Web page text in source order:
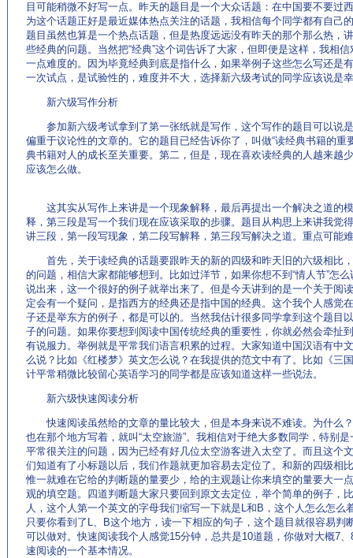
目可能稍微不好写一点。昨天的题目是一个大众话题：在中国要不要过
为这个话题正好是最近媒体热点关注的话题，我相信每个同学都有自己
题目虽然也算是一个热点话题，但是热度远远没有昨天的那个那么热，
些经典的问题。当然把“经典”这个词告诉了大家，但即便是这样，我相
一点难度的。因为毕竟经典到底是指什么，如果举例子这些怎么写还是
一次试点，是试验性的，难度并不大，选择新六级考试的同学应该说是
新六级写作分析
参加新六级考试拿到了第一张纸就是写作，这个写作的题目可以说
偏重于议论性的文章的。它的题目已经告诉你了，叫做“读经典书籍的重
典书籍对人的成长至关重要。第二，但是，现在喜欢读经典的人越来越
应该怎么做。
这其实从写作上来讲是一个现象解释，最后再提出一个解决之道的
释，第三段是写一个我们现在应该采取的步骤。题目从构思上来讲我觉
讲三段，第一段写现象，第二段写解释，第三段写解决之道。重点可能
首先，关于读经典的话题要跟昨天的新的四级和昨天旧的六级相比
的问题，相信大家都能够想到。比如过洋节，如果你想不到“情人节”怎
说出来，这一个很好的例子就举出来了。但是今天讲到的是一个关于阅
定会有一个疑问，是指西方的经典还是指中国的经典。这个我个人感觉
子还是举东方的例子，都是可以的。当然我估计很多同学拿到这个题目
子的问题。如果你要想到阅读中国传统经典的重要性，你就必然会牵扯
有说服力。举例就是平常我们语言积累的过程。大家知道中国汉语有中
么说？比如《红楼梦》英文怎么说？在我提供的范文中有了。比如《三
计平常稍微比较留心英语学习的同学都是应该知道这样一些说法。
新六级快速阅读分析
快速阅读虽然给的文章的量比较大，但是本身来说不难读。为什么
也在那个地方写着，就叫“太空旅游”。我相信对于绝大多数同学，特别
平常很关注的问题，因为已经有好几位太空游客进入太空了。而且这个
们知道有了小标题以后，我们作题就更加容易去定位了。和新的四级相
惟一就难在它给的判断题的量要少，给的主观题让你来填空的量要大一
观的填空题。四道判断题大家只要回到原文去定位，举个简单的例子，
人，这个人第一个英文的字母我们缩写一下就是L和B，这个人怎么怎么
只要你看到了L、B这个地方，读一下相应的句子，这个题目就很容易判
可以做对。快速阅读我个人感觉15分钟，总共是10道题，你做对大概7
速阅读的一个基本情况。